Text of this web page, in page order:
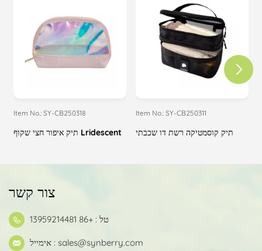
Item No.: SY-CB250318
תיק איפור חצי שקוף Lridescent
Item No.: SY-CB250311
תיק קוסמטיקה רשת דו שכבתי
צור קשר
טל : +86 13959214481
אימייל : sales@synberry.com